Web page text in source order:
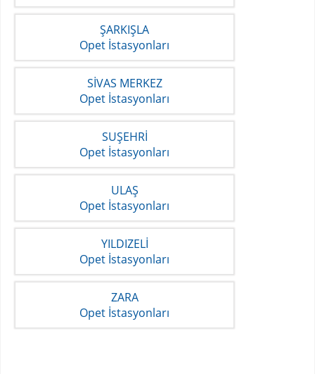
ŞARKIŞLA
Opet İstasyonları
SİVAS MERKEZ
Opet İstasyonları
SUŞEHRİ
Opet İstasyonları
ULAŞ
Opet İstasyonları
YILDIZELİ
Opet İstasyonları
ZARA
Opet İstasyonları